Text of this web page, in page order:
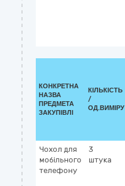
КОНКРЕТНА
НАЗВА
ПРЕДМЕТА
ЗАКУПІВЛІ
КІЛЬКІСТЬ
/
ОД.ВИМІРУ
Чохол для
мобільного
телефону
3
штука